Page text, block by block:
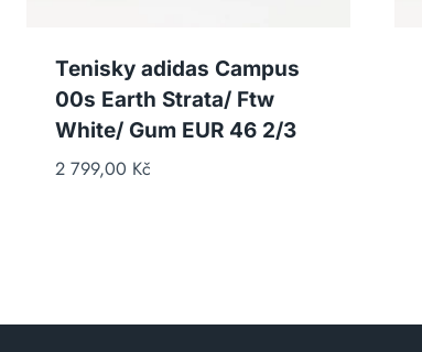
Tenisky adidas Campus
00s Earth Strata/ Ftw
White/ Gum EUR 46 2/3
2 799,00 Kč